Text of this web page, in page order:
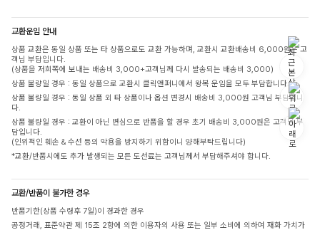
교환운임 안내
상품 교환은 동일 상품 또는 타 상품으로도 교환 가능하며, 교환시 교환배송비 6,000원은 고
객님 부담입니다.
(상품을 저희쪽에 보내는 배송비 3,000+고객님께 다시 발송되는 배송비 3,000)
상품 불량일 경우 : 동일 상품으로 교환시 클릭앤퍼니에서 왕복 운임을 모두 부담합니다.
상품 불량일 경우 : 동일 상품 외 타 상품이나 옵션 변경시 배송비 3,000원 고객님 부담입니
다.
상품 불량일 경우 : 교환이 아닌 변심으로 반품을 할 경우 초기 배송비 3,000원은 고객님 부
담입니다.
(인위적인 훼손 & 수선 등의 악용을 방지하기 위함이니 양해부탁드립니다)
*교환/반품시에도 추가 발생되는 모든 도선료는 고객님께서 부담해주셔야 합니다.
교환/반품이 불가한 경우
반품기한(상품 수령후 7일)이 경과한 경우
공정거래, 표준약관 제 15조 2항에 의한 이용자의 사용 또는 일부 소비에 의하여 재화 가치가